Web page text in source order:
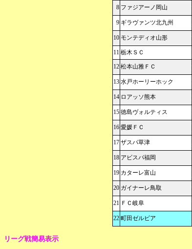
8 ファジアーノ岡山
9 ギラヴァンツ北九州
10 モンテディオ山形
11 栃木ＳＣ
12 松本山雅ＦＣ
13 水戸ホーリーホック
14 ロアッソ熊本
15 徳島ヴォルティス
16 愛媛ＦＣ
17 ザスパ草津
18 アビスパ福岡
19 カターレ富山
20 ガイナーレ鳥取
21 ＦＣ岐阜
22 町田ゼルビア
リーグ戦簡易表示